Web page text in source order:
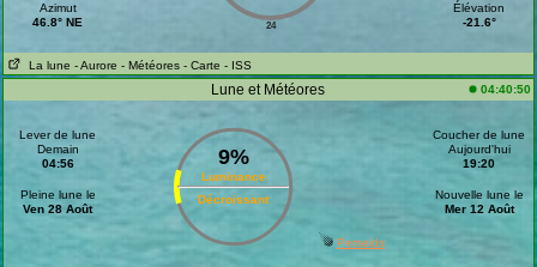
Azimut
46.8° NE
24
Élévation
-21.6°
La lune - Aurore - Météores - Carte - ISS
Lune et Météores 04:40:50
Lever de lune
Demain
04:56
Pleine lune le
Ven 28 Août
9%
Luminance
Décroissant
Coucher de lune
Aujourd'hui
19:20
Nouvelle lune le
Mer 12 Août
Perseids